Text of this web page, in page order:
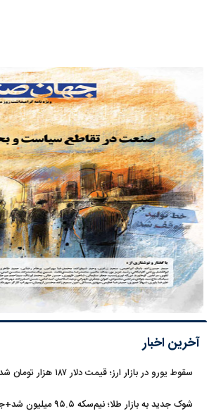
آخرین اخبار
سقوط یورو در بازار ارز؛ قیمت دلار ۱۸۷ هزار تومان شد
شوک جدید به بازار طلا؛ نیم‌سکه ۹۵.۵ میلیون شد+جدول